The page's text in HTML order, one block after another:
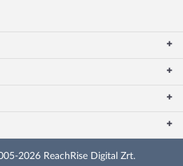
2026 ReachRise Digital Zrt.